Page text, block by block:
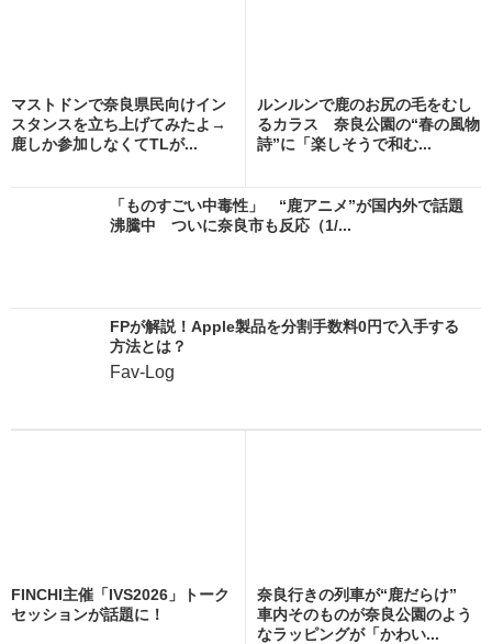
マストドンで奈良県民向けイン
スタンスを立ち上げてみたよ→
鹿しか参加しなくてTLが...
ルンルンで鹿のお尻の毛をむし
るカラス 奈良公園の“春の風物
詩”に「楽しそうで和む...
「ものすごい中毒性」 “鹿アニメ”が国内外で話題
沸騰中 ついに奈良市も反応（1/...
FPが解説！Apple製品を分割手数料0円で入手する
方法とは？
Fav-Log
FINCHI主催「IVS2026」トーク
セッションが話題に！
奈良行きの列車が“鹿だらけ”
車内そのものが奈良公園のよう
なラッピングが「かわい...